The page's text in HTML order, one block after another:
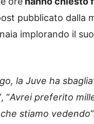
pubblicato dalla
implorando il
la Juve ha
, “Avrei preferito
stiamo vedendo